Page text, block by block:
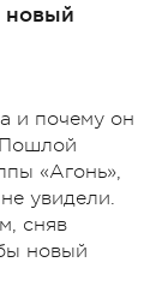
новый
и почему он
«Агонь»,
увидели.
сняв
новый